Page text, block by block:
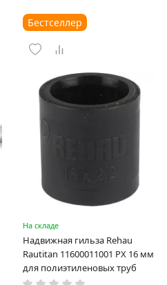
Бестселлер
На складе
Надвижная гильза Rehau
Rautitan 11600011001 PX 16 мм
для полиэтиленовых труб